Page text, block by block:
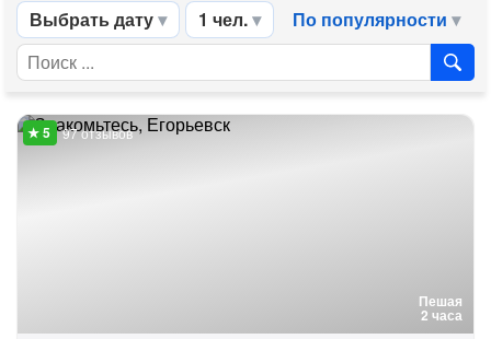
Выбрать дату 1 чел. По популярности
Пешая
2 часа
97 отзывов